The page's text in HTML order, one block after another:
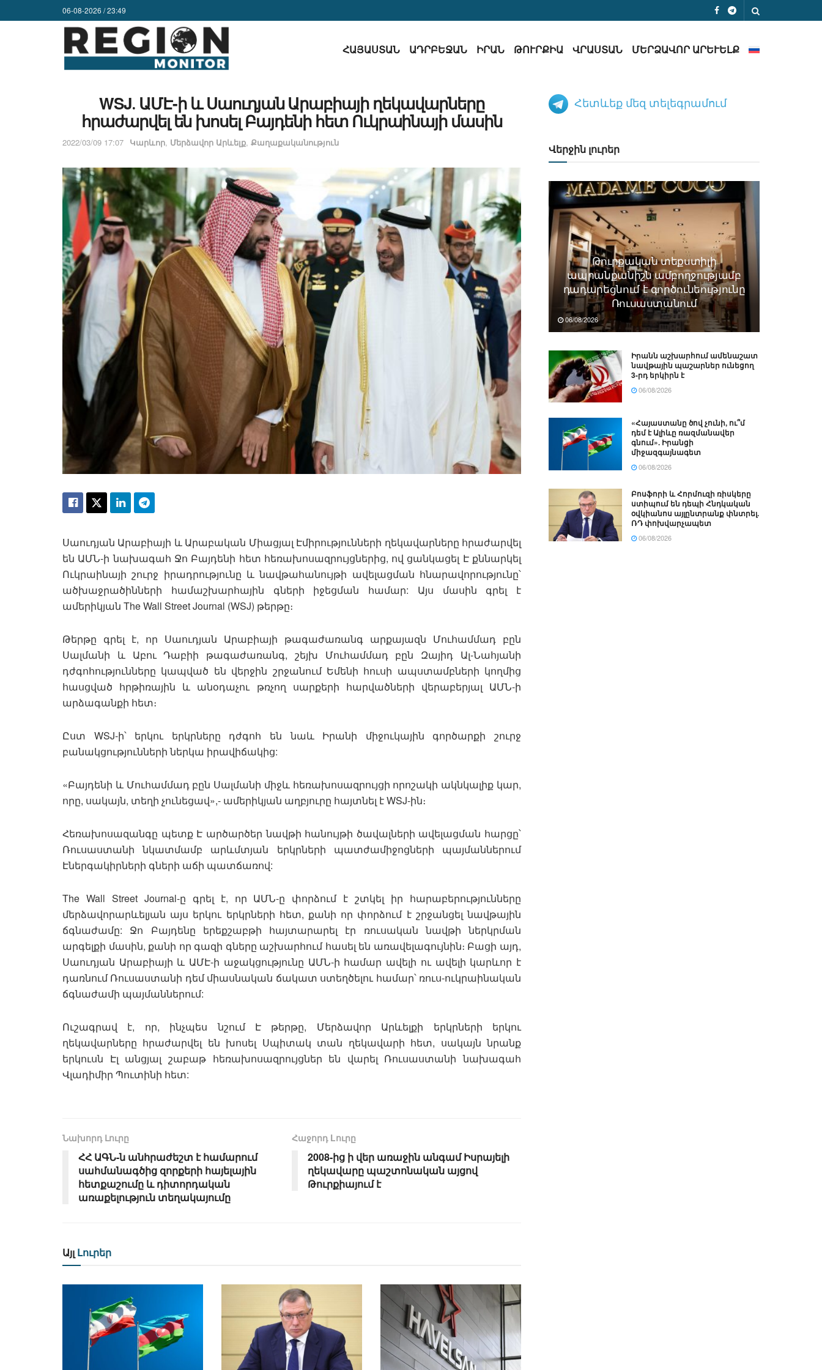
06-08-2026 / 23:49
ՀԱՅԱՍՏԱՆ ԱԴՐԲԵՋԱՆ ԻՐԱՆ ԹՈՒՐՔԻԱ ՎՐԱՍՏԱՆ ՄԵՐՁԱՎՈՐ ԱՐԵՒԵԼՔ
WSJ․ ԱՄԷ-ի և Սաուդյան Արաբիայի ղեկավարները
հրաժարվել են խոսել Բայդենի հետ Ուկրաինայի մասին
2022/03/09 17:07 Կարևոր, Մերձավոր Արևելք, Քաղաքականություն
Սաուդյան Արաբիայի և Արաբական Միացյալ Էմիրությունների ղեկավարները հրաժարվել
են ԱՄՆ-ի նախագահ Ջո Բայդենի հետ հեռախոսազրույցներից, ով ցանկացել Է քննարկել
Ուկրաինայի շուրջ իրադրությունը և նավթահանույթի ավելացման հնարավորությունը՝
ածխաջրածինների համաշխարհային գների իջեցման համար: Այս մասին գրել է
ամերիկյան The Wall Street Journal (WSJ) թերթը։
Թերթը գրել է, որ Սաուդյան Արաբիայի թագաժառանգ արքայազն Մուհամմադ բըն
Սալմանի և Աբու Դաբիի թագաժառանգ, շեյխ Մուհամմադ բըն Զայիդ Ալ-Նահյանի
դժգոհությունները կապված են վերջին շրջանում Եմենի հուսի ապստամբների կողմից
հասցված հրթիռային և անօդաչու թռչող սարքերի հարվածների վերաբերյալ ԱՄՆ-ի
արձագանքի հետ։
Ըստ WSJ-ի՝ երկու երկրները դժգոհ են նաև Իրանի միջուկային գործարքի շուրջ
բանակցությունների ներկա իրավիճակից:
«Բայդենի և Մուհամմադ բըն Սալմանի միջև հեռախոսազրույցի որոշակի ակնկալիք կար,
որը, սակայն, տեղի չունեցավ»,- ամերիկյան աղբյուրը հայտնել է WSJ-ին։
Հեռախոսազանգը պետք Է արծարծեր նավթի հանույթի ծավալների ավելացման հարցը՝
Ռուսաստանի նկատմամբ արևմտյան երկրների պատժամիջոցների պայմաններում
Էներգակիրների գների աճի պատճառով:
The Wall Street Journal-ը գրել է, որ ԱՄՆ-ը փորձում է շտկել իր հարաբերությունները
մերձավորարևելյան այս երկու երկրների հետ, քանի որ փորձում է շրջանցել նավթային
ճգնաժամը: Ջո Բայդենը երեքշաբթի հայտարարել էր ռուսական նավթի ներկրման
արգելքի մասին, քանի որ գազի գները աշխարհում հասել են առավելագույնին։ Բացի այդ,
Սաուդյան Արաբիայի և ԱՄԷ-ի աջակցությունը ԱՄՆ-ի համար ավելի ու ավելի կարևոր է
դառնում Ռուսաստանի դեմ միասնական ճակատ ստեղծելու համար՝ ռուս-ուկրաինական
ճգնաժամի պայմաններում:
Ուշագրավ է, որ, ինչպես նշում Է թերթը, Մերձավոր Արևելքի երկրների երկու
ղեկավարները հրաժարվել են խոսել Սպիտակ տան ղեկավարի հետ, սակայն նրանք
երկուսն Էլ անցյալ շաբաթ հեռախոսազրույցներ են վարել Ռուսաստանի նախագահ
Վլադիմիր Պուտինի հետ:
Նախորդ Լուրը
ՀՀ ԱԳՆ-ն անհրաժեշտ է համարում
սահմանագծից զորքերի հայելային
հետքաշումը և դիտորդական
առաքելություն տեղակայումը
Հաջորդ Lուրը
2008-ից ի վեր առաջին անգամ Իսրայելի
ղեկավարը պաշտոնական այցով
Թուրքիայում է
Այլ Լուրեր
Հետևեք մեզ տելեգրամում
Վերջին լուրեր
Թուրքական տեքստիլի
ապրանքանիշն ամբողջությամբ
դադարեցնում է գործունեությունը
Ռուսաստանում
06/08/2026
Իրանն աշխարհում ամենաշատ
նավթային պաշարներ ունեցող
3-րդ երկիրն է
06/08/2026
«Հայաստանը ծով չունի, ու՞մ
դեմ է Ալիևը ռազմանավեր
գնում». Իրանցի
միջազգայնագետ
06/08/2026
Բոսֆորի և Հորմուզի ռիսկերը
ստիպում են դեպի Հնդկական
օվկիանոս այլընտրանք փնտրել.
ՌԴ փոխվարչապետ
06/08/2026